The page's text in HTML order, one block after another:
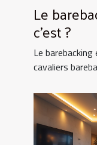
Le
c’est ?
Le
cavaliers